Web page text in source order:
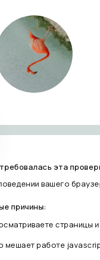
эта
вашего
причины:
страницы
мешает работе